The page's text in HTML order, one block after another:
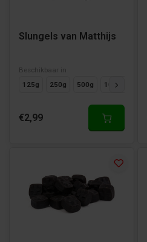
Slungels van Matthijs
Beschikbaar in
125g
250g 500g 1000g
€2,99